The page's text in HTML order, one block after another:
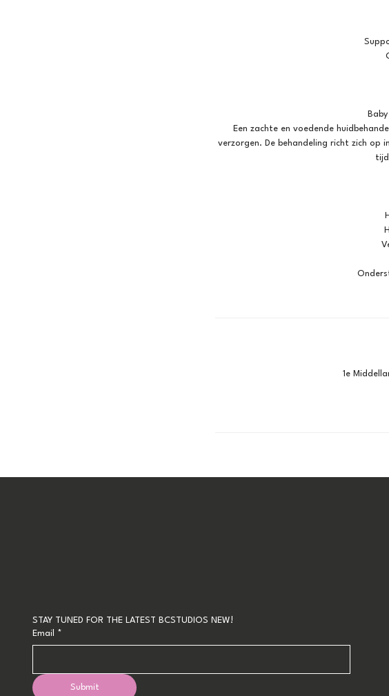
Een zachte en voedende
verzorgen. De behandeling richt zich
1e
STAY TUNED FOR THE LATEST BCSTUDIOS NEW!
Email
*
Submit